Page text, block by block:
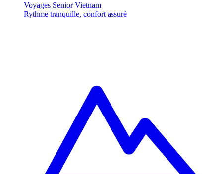
Voyages Senior Vietnam
Rythme tranquille, confort assuré